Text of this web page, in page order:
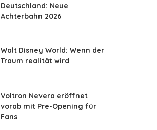
Deutschland: Neue
Achterbahn 2026
Walt Disney World: Wenn der
Traum realität wird
Voltron Nevera eröffnet
vorab mit Pre-Opening für
Fans